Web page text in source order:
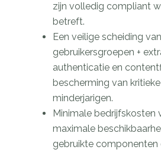
zijn volledig compliant
betreft.
Een veilige scheiding
gebruikersgroepen +
authenticatie en
bescherming van
minderjarigen.
Minimale bedrijfskosten
maximale
gebruikte componenten